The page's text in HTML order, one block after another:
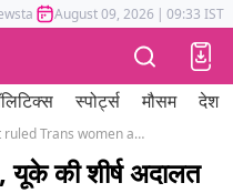
Mumbai Tak Astrotak
August 09, 2026 | 09:33 IST
स्पोर्ट्स मौसम देश
UK Supreme Court ruled Trans women are not women lgbtq rights
यूके की शीर्ष अदालत